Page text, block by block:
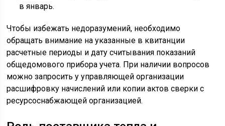
в январь.
Чтобы избежать недоразумений, необходимо
обращать внимание на указанные в квитанции
расчетные периоды и дату считывания показаний
общедомового прибора учета. При наличии вопросов
можно запросить у управляющей организации
расшифровку начислений или копии актов сверки с
ресурсоснабжающей организацией.